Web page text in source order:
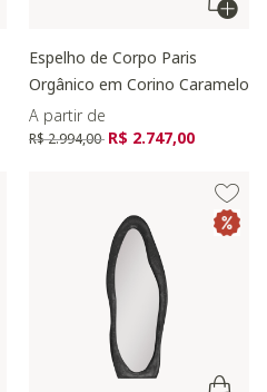
Espelho de Corpo Paris
Orgânico em Corino Caramelo
A partir de
Preço reduzido de
R$ 2.994,00 para
R$ 2.747,00